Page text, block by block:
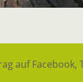
auf